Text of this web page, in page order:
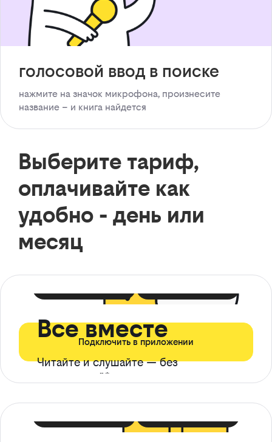
голосовой ввод в поиске
нажмите на значок микрофона, произнесите
название – и книга найдется
Выберите тариф,
оплачивайте как
удобно - день или
месяц
Все вместе
Читайте и слушайте — без
ограничений*
Подключить в приложении